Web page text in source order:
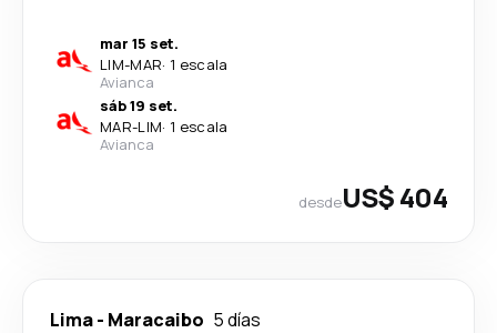
mar 15 set.
LIM-MAR· 1 escala
Avianca
sáb 19 set.
MAR-LIM· 1 escala
Avianca
desdeUS$ 404
Lima- Maracaibo 5 días